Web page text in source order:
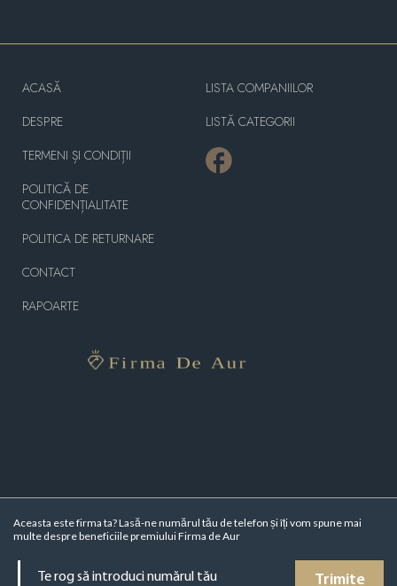
Aceasta este firma ta? Lasă-ne numărul tău de telefon și îți vom spune mai
multe despre beneficiile premiului Firma de Aur
Trimite
ACASĂ
DESPRE
TERMENI ȘI CONDIȚII
POLITICĂ DE
CONFIDENȚIALITATE
POLITICA DE RETURNARE
CONTACT
RAPOARTE
LISTA COMPANIILOR
LISTĂ CATEGORII